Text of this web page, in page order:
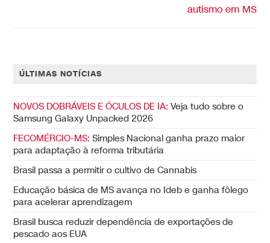
autismo em MS
ÚLTIMAS NOTÍCIAS
NOVOS DOBRÁVEIS E ÓCULOS DE IA: Veja tudo sobre o
Samsung Galaxy Unpacked 2026
FECOMÉRCIO-MS: Simples Nacional ganha prazo maior
para adaptação à reforma tributária
Brasil passa a permitir o cultivo de Cannabis
Educação básica de MS avança no Ideb e ganha fôlego
para acelerar aprendizagem
Brasil busca reduzir dependência de exportações de
pescado aos EUA